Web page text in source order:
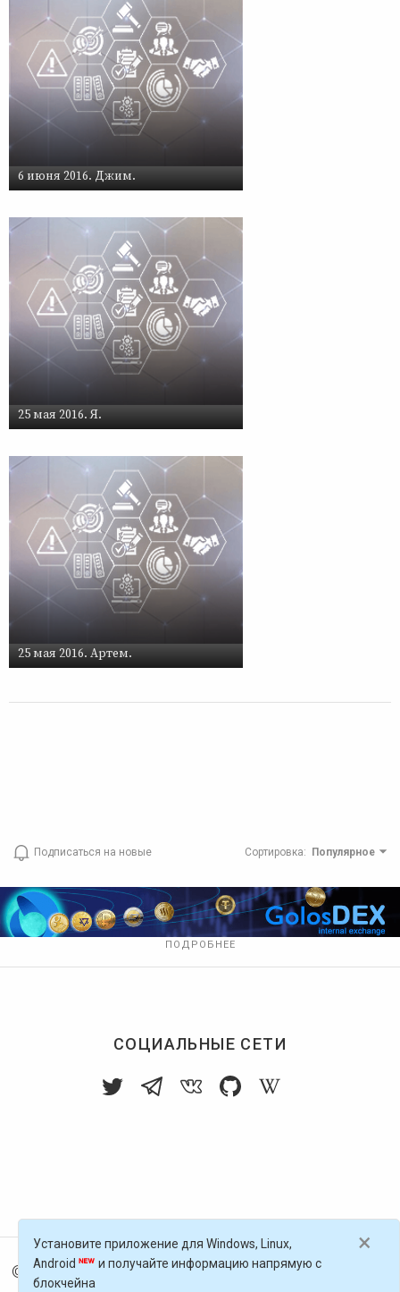
6 июня 2016. Джим.
25 мая 2016. Я.
25 мая 2016. Артем.
Подписаться на новые Сортировка: Популярное
ПОДРОБНЕЕ
СОЦИАЛЬНЫЕ СЕТИ
© 2016-2026Голос Блоги — децентрализованная п
×
Установите приложение для Windows, Linux,
Android
и получайте информацию напрямую с
блокчейна